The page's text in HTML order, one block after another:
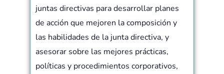
juntas directivas para desarrollar planes
de acción que mejoren la composición y
las habilidades de la junta directiva, y
asesorar sobre las mejores prácticas,
políticas y procedimientos corporativos,